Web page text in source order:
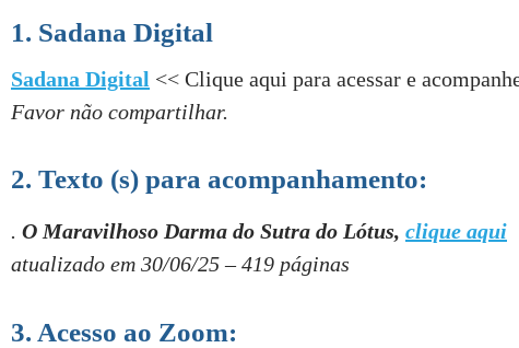
1. Sadana Digital
Sadana Digital << Clique aqui para acessar e
Favor não compartilhar.
2. Texto (s) para acompanhamento:
. O Maravilhoso Darma do Sutra do Lótus, clique aqui
atualizado em 30/06/25 – 419 páginas
3. Acesso ao Zoom: